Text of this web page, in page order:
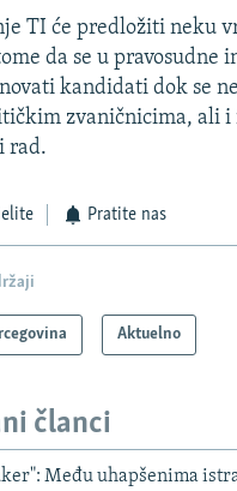
TI će predložiti neku
da se u pravosudne
kandidati dok se
zvaničnicima, ali i
rad.
Pratite nas
Aktuelno
članci
Među uhapšenima